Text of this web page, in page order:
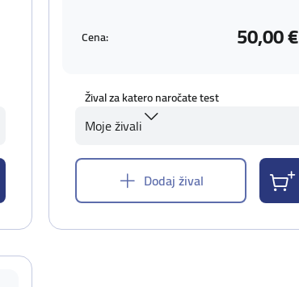
Cena: 50,00 €
Žival za katero naročate test
Moje živali
Dodaj žival